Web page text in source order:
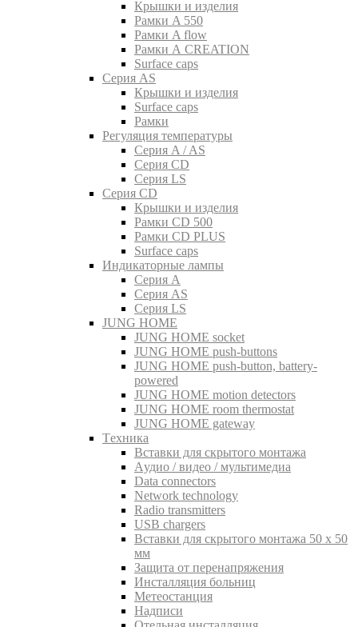
Крышки и изделия
Рамки A 550
Рамки A flow
Рамки A CREATION
Surface caps
Серия AS
Крышки и изделия
Surface caps
Рамки
Регуляция температуры
Серия A / AS
Серия CD
Серия LS
Серия CD
Крышки и изделия
Рамки CD 500
Рамки CD PLUS
Surface caps
Индикаторные лампы
Серия A
Серия AS
Серия LS
JUNG HOME
JUNG HOME socket
JUNG HOME push-buttons
JUNG HOME push-button, battery-
powered
JUNG HOME motion detectors
JUNG HOME room thermostat
JUNG HOME gateway
Tехника
Вставки для скрытого монтажа
Aудио / видео / мультимедиа
Data connectors
Network technology
Radio transmitters
USB chargers
Вставки для скрытого монтажа 50 x 50
мм
Защита от перенапряжения
Инсталляция больниц
Метеостанция
Надписи